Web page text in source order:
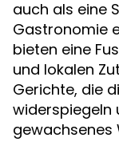
auch als eine
Gastronomie
bieten eine
und lokalen
Gerichte, die
widerspiegeln
gewachsenes